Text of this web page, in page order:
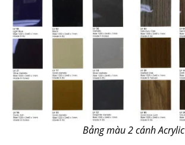
Bảng màu 2 cánh Acrylic